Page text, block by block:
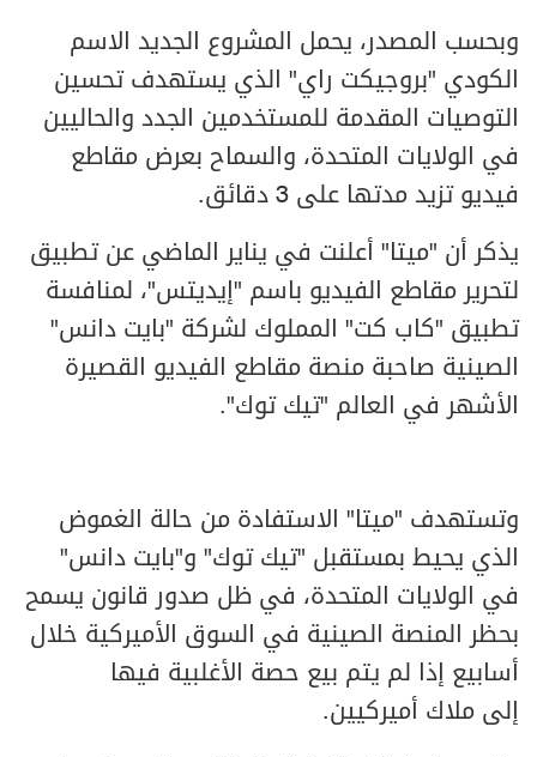
وبحسب المصدر، يحمل المشروع الجديد الاسم
الكودي "بروجيكت راي" الذي يستهدف تحسين
التوصيات المقدمة للمستخدمين الجدد والحاليين
في الولايات المتحدة، والسماح بعرض مقاطع
فيديو تزيد مدتها على 3 دقائق.
يذكر أن "ميتا" أعلنت في يناير الماضي عن تطبيق
لتحرير مقاطع الفيديو باسم "إيديتس"، لمنافسة
تطبيق "كاب كت" المملوك لشركة "بايت دانس"
الصينية صاحبة منصة مقاطع الفيديو القصيرة
الأشهر في العالم "تيك توك".
وتستهدف "ميتا" الاستفادة من حالة الغموض
الذي يحيط بمستقبل "تيك توك" و"بايت دانس"
في الولايات المتحدة، في ظل صدور قانون يسمح
بحظر المنصة الصينية في السوق الأميركية خلال
أسابيع إذا لم يتم بيع حصة الأغلبية فيها
إلى ملاك أميركيين.